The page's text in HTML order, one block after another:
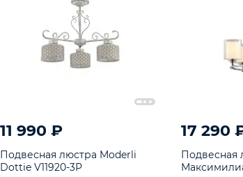
11 990 ₽
Подвесная люстра Moderli
Dottie V11920-3P